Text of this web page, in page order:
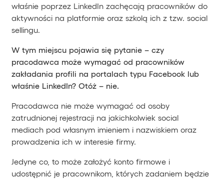
właśnie poprzez LinkedIn zachęcają pracowników do
aktywności na platformie oraz szkolą ich z tzw. social
sellingu.
W tym miejscu pojawia się pytanie – czy
pracodawca może wymagać od pracowników
zakładania profili na portalach typu Facebook lub
właśnie LinkedIn? Otóż – nie.
Pracodawca nie może wymagać od osoby
zatrudnionej rejestracji na jakichkolwiek social
mediach pod własnym imieniem i nazwiskiem oraz
prowadzenia ich w interesie firmy.
Jedyne co, to może założyć konto firmowe i
udostępnić je pracownikom, których zadaniem będzie